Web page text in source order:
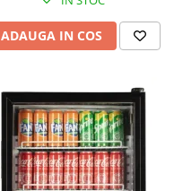
ADAUGA IN COS